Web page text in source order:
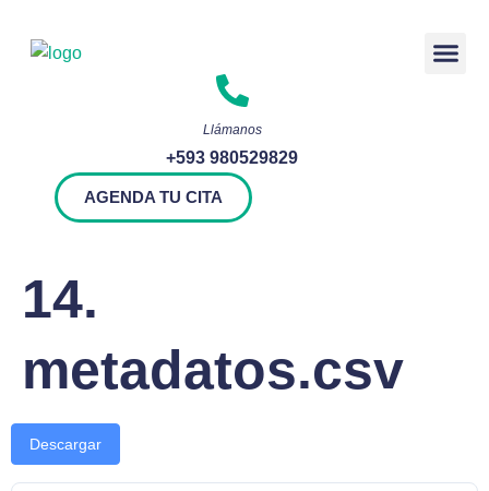
Llámanos
+593 980529829
AGENDA TU CITA
14.
metadatos.csv
Descargar